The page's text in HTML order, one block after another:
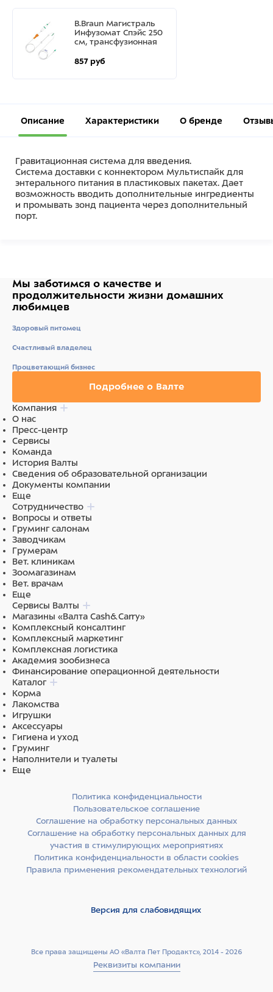
B.Braun Магистраль
Инфузомат Спэйс 250
см, трансфузионная
857 руб
Описание Характеристики О бренде
Гравитационная система для введения.
Система доставки с коннектором Мультиспайк для
энтерального питания в пластиковых пакетах. Дает
возможность вводить дополнительные ингредиенты
и промывать зонд пациента через дополнительный
порт.
Мы заботимся о качестве и
продолжительности жизни домашних
любимцев
Здоровый питомец
Счастливый владелец
Процветающий бизнес
Подробнее о Валте
Компания
О нас
Пресс-центр
Сервисы
Команда
История Валты
Сведения об образовательной организации
Документы компании
Еще
Сотрудничество
Вопросы и ответы
Груминг салонам
Заводчикам
Грумерам
Вет. клиникам
Зоомагазинам
Вет. врачам
Еще
Сервисы Валты
Магазины «Валта Cash&Carry»
Комплексный консалтинг
Комплексный маркетинг
Комплексная логистика
Академия зообизнеса
Финансирование операционной деятельности
Каталог
Корма
Лакомства
Игрушки
Аксессуары
Гигиена и уход
Груминг
Наполнители и туалеты
Еще
Все права защищены АО «Валта Пет Продактс», 2014 - 2026
Реквизиты компании
Политика конфиденциальности
Пользовательское соглашение
Соглашение на обработку персональных данных
Соглашение на обработку персональных данных для
участия в стимулирующих мероприятиях
Политика конфиденциальности в области cookies
Правила применения рекомендательных технологий
Версия для слабовидящих